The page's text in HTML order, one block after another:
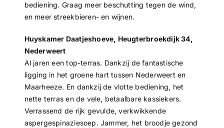
bediening. Graag meer beschutting tegen de wind,
en meer streekbieren- en wijnen.
Huyskamer Daatjeshoeve, Heugterbroekdijk 34,
Nederweert
Al jaren een top-terras. Dankzij de fantastische
ligging in het groene hart tussen Nederweert en
Maarheeze. En dankzij de vlotte bediening, het
nette terras en de vele, betaalbare kassiekers.
Verrassend de rijk gevulde, verkwikkende
aspergespinaziesoep. Jammer, het broodje gezond